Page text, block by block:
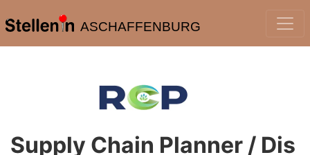
ASCHAFFENBURG
Supply Chain Planner / Dis